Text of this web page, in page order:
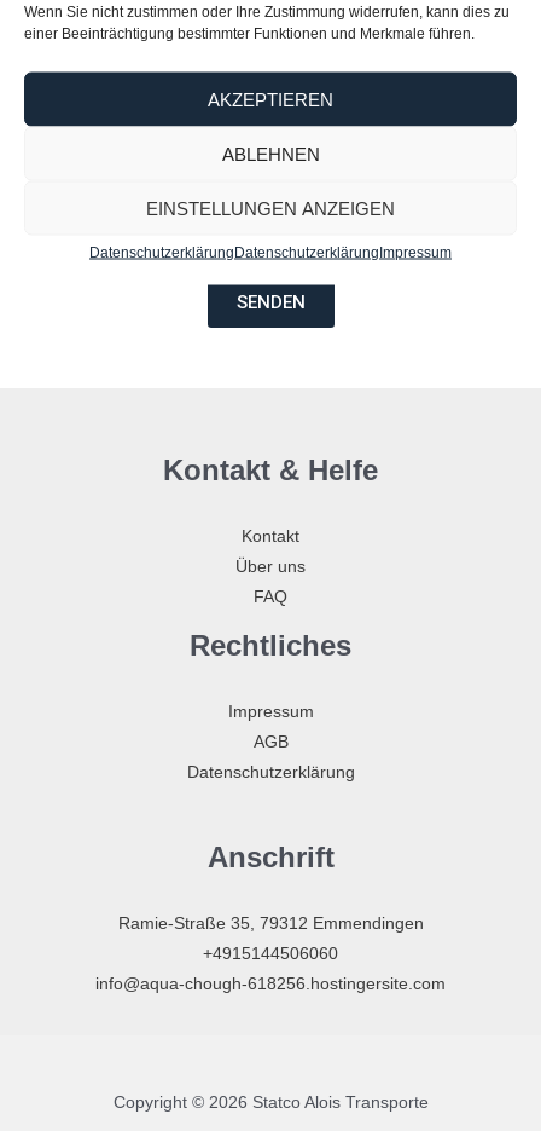
Wenn Sie nicht zustimmen oder Ihre Zustimmung widerrufen, kann dies zu
einer Beeinträchtigung bestimmter Funktionen und Merkmale führen.
AKZEPTIEREN
ABLEHNEN
EINSTELLUNGEN ANZEIGEN
DatenschutzerklärungDatenschutzerklärungImpressum
Tel
SENDEN
Kontakt & Helfe
Kontakt
Über uns
FAQ
Rechtliches
Impressum
AGB
Datenschutzerklärung
Anschrift
Ramie-Straße 35, 79312 Emmendingen
+4915144506060
info@aqua-chough-618256.hostingersite.com
Copyright © 2026 Statco Alois Transporte